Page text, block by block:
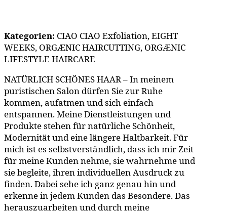
Kategorien: CIAO CIAO Exfoliation, EIGHT
WEEKS, ORGÆNIC HAIRCUTTING, ORGÆNIC
LIFESTYLE HAIRCARE
NATÜRLICH SCHÖNES HAAR – In meinem
puristischen Salon dürfen Sie zur Ruhe
kommen, aufatmen und sich einfach
entspannen. Meine Dienstleistungen und
Produkte stehen für natürliche Schönheit,
Modernität und eine längere Haltbarkeit. Für
mich ist es selbstverständlich, dass ich mir Zeit
für meine Kunden nehme, sie wahrnehme und
sie begleite, ihren individuellen Ausdruck zu
finden. Dabei sehe ich ganz genau hin und
erkenne in jedem Kunden das Besondere. Das
herauszuarbeiten und durch meine